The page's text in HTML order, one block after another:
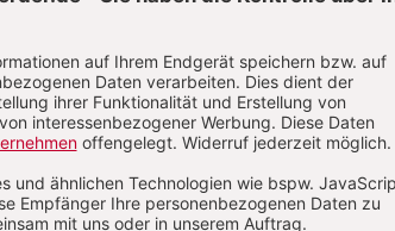
Kommentieren